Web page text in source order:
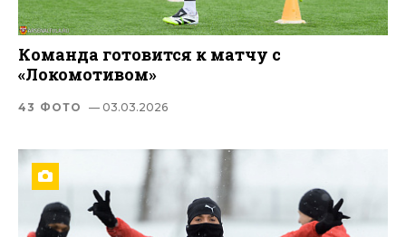
Команда готовится к матчу с
«Локомотивом»
43 ФОТО — 03.03.2026